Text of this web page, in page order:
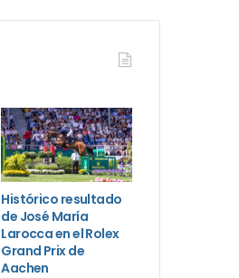
Histórico resultado
de José María
Larocca en el Rolex
Grand Prix de
Aachen